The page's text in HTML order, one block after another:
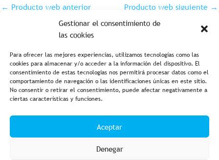
Gestionar el consentimiento de
las cookies
Para ofrecer las mejores experiencias, utilizamos tecnologías como las
cookies para almacenar y/o acceder a la información del dispositivo. El
consentimiento de estas tecnologías nos permitirá procesar datos como el
comportamiento de navegación o las identificaciones únicas en este sitio.
No consentir o retirar el consentimiento, puede afectar negativamente a
ciertas características y funciones.
Aceptar
Denegar
← Producto web anterior Producto web siguiente →
Aviso legal y política de privacidad Política de cookies
Condiciones de compra Accesibilidad